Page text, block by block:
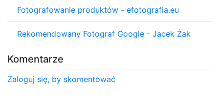
Fotografowanie produktów - efotografia.eu
Rekomendowany Fotograf Google - Jacek Żak
Komentarze
Zaloguj się, by skomentować